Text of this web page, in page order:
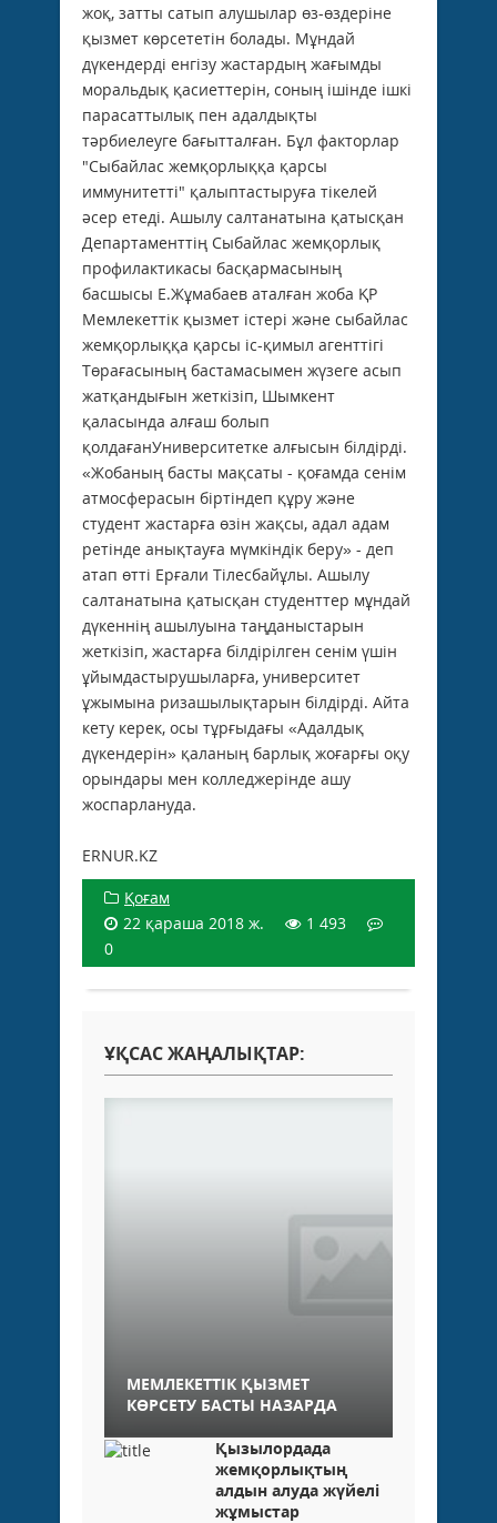
жоқ, затты сатып алушылар өз-өздеріне
қызмет көрсететін болады. Мұндай
дүкендерді енгізу жастардың жағымды
моральдық қасиеттерін, соның ішінде ішкі
парасаттылық пен адалдықты
тәрбиелеуге бағытталған. Бұл факторлар
"Сыбайлас жемқорлыққа қарсы
иммунитетті" қалыптастыруға тікелей
әсер етеді. Ашылу салтанатына қатысқан
Департаменттің Сыбайлас жемқорлық
профилактикасы басқармасының
басшысы Е.Жұмабаев аталған жоба ҚР
Мемлекеттік қызмет істері және сыбайлас
жемқорлыққа қарсы іс-қимыл агенттігі
Төрағасының бастамасымен жүзеге асып
жатқандығын жеткізіп, Шымкент
қаласында алғаш болып
қолдағанУниверситетке алғысын білдірді.
«Жобаның басты мақсаты - қоғамда сенім
атмосферасын біртіндеп құру және
студент жастарға өзін жақсы, адал адам
ретінде анықтауға мүмкіндік беру» - деп
атап өтті Ерғали Тілесбайұлы. Ашылу
салтанатына қатысқан студенттер мұндай
дүкеннің ашылуына таңданыстарын
жеткізіп, жастарға білдірілген сенім үшін
ұйымдастырушыларға, университет
ұжымына ризашылықтарын білдірді. Айта
кету керек, осы тұрғыдағы «Адалдық
дүкендерін» қаланың барлық жоғарғы оқу
орындары мен колледжерінде ашу
жоспарлануда.
ERNUR.KZ
Қоғам
22 қараша 2018 ж.
1 493
0
ҰҚСАС ЖАҢАЛЫҚТАР:
МЕМЛЕКЕТТІК ҚЫЗМЕТ
КӨРСЕТУ БАСТЫ НАЗАРДА
Қызылордада
жемқорлықтың
алдын алуда жүйелі
жұмыстар